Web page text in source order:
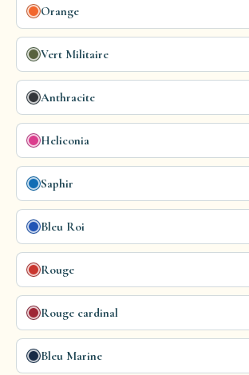
Orange
Vert Militaire
Anthracite
Heliconia
Saphir
Bleu Roi
Rouge
Rouge cardinal
Bleu Marine